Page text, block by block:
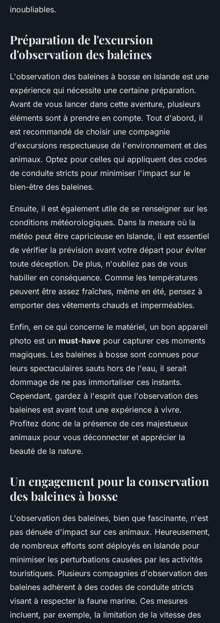
inoubliables.
Préparation de l'excursion
d'observation des baleines
L'observation des baleines à bosse en Islande est une
expérience qui nécessite une certaine préparation.
Avant de vous lancer dans cette aventure, plusieurs
éléments sont à prendre en compte. Tout d'abord, il
est recommandé de choisir une compagnie
d'excursions respectueuse de l'environnement et des
animaux. Optez pour celles qui appliquent des codes
de conduite stricts pour minimiser l'impact sur le
bien-être des baleines.
Ensuite, il est également utile de se renseigner sur les
conditions météorologiques. Dans la mesure où la
météo peut être capricieuse en Islande, il est essentiel
de vérifier la prévision avant votre départ pour éviter
toute déception. De plus, n'oubliez pas de vous
habiller en conséquence. Comme les températures
peuvent être assez fraîches, même en été, pensez à
emporter des vêtements chauds et imperméables.
Enfin, en ce qui concerne le matériel, un bon appareil
photo est un must-have pour capturer ces moments
magiques. Les baleines à bosse sont connues pour
leurs spectaculaires sauts hors de l'eau, il serait
dommage de ne pas immortaliser ces instants.
Cependant, gardez à l'esprit que l'observation des
baleines est avant tout une expérience à vivre.
Profitez donc de la présence de ces majestueux
animaux pour vous déconnecter et apprécier la
beauté de la nature.
Un engagement pour la conservation
des baleines à bosse
L'observation des baleines, bien que fascinante, n'est
pas dénuée d'impact sur ces animaux. Heureusement,
de nombreux efforts sont déployés en Islande pour
minimiser les perturbations causées par les activités
touristiques. Plusieurs compagnies d'observation des
baleines adhèrent à des codes de conduite stricts
visant à respecter la faune marine. Ces mesures
incluent, par exemple, la limitation de la vitesse des